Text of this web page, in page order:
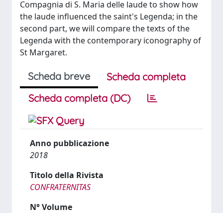
Compagnia di S. Maria delle laude to show how
the laude influenced the saint's Legenda; in the
second part, we will compare the texts of the
Legenda with the contemporary iconography of
St Margaret.
Scheda breve
Scheda completa
Scheda completa (DC)
Anno pubblicazione
2018
Titolo della Rivista
CONFRATERNITAS
N° Volume